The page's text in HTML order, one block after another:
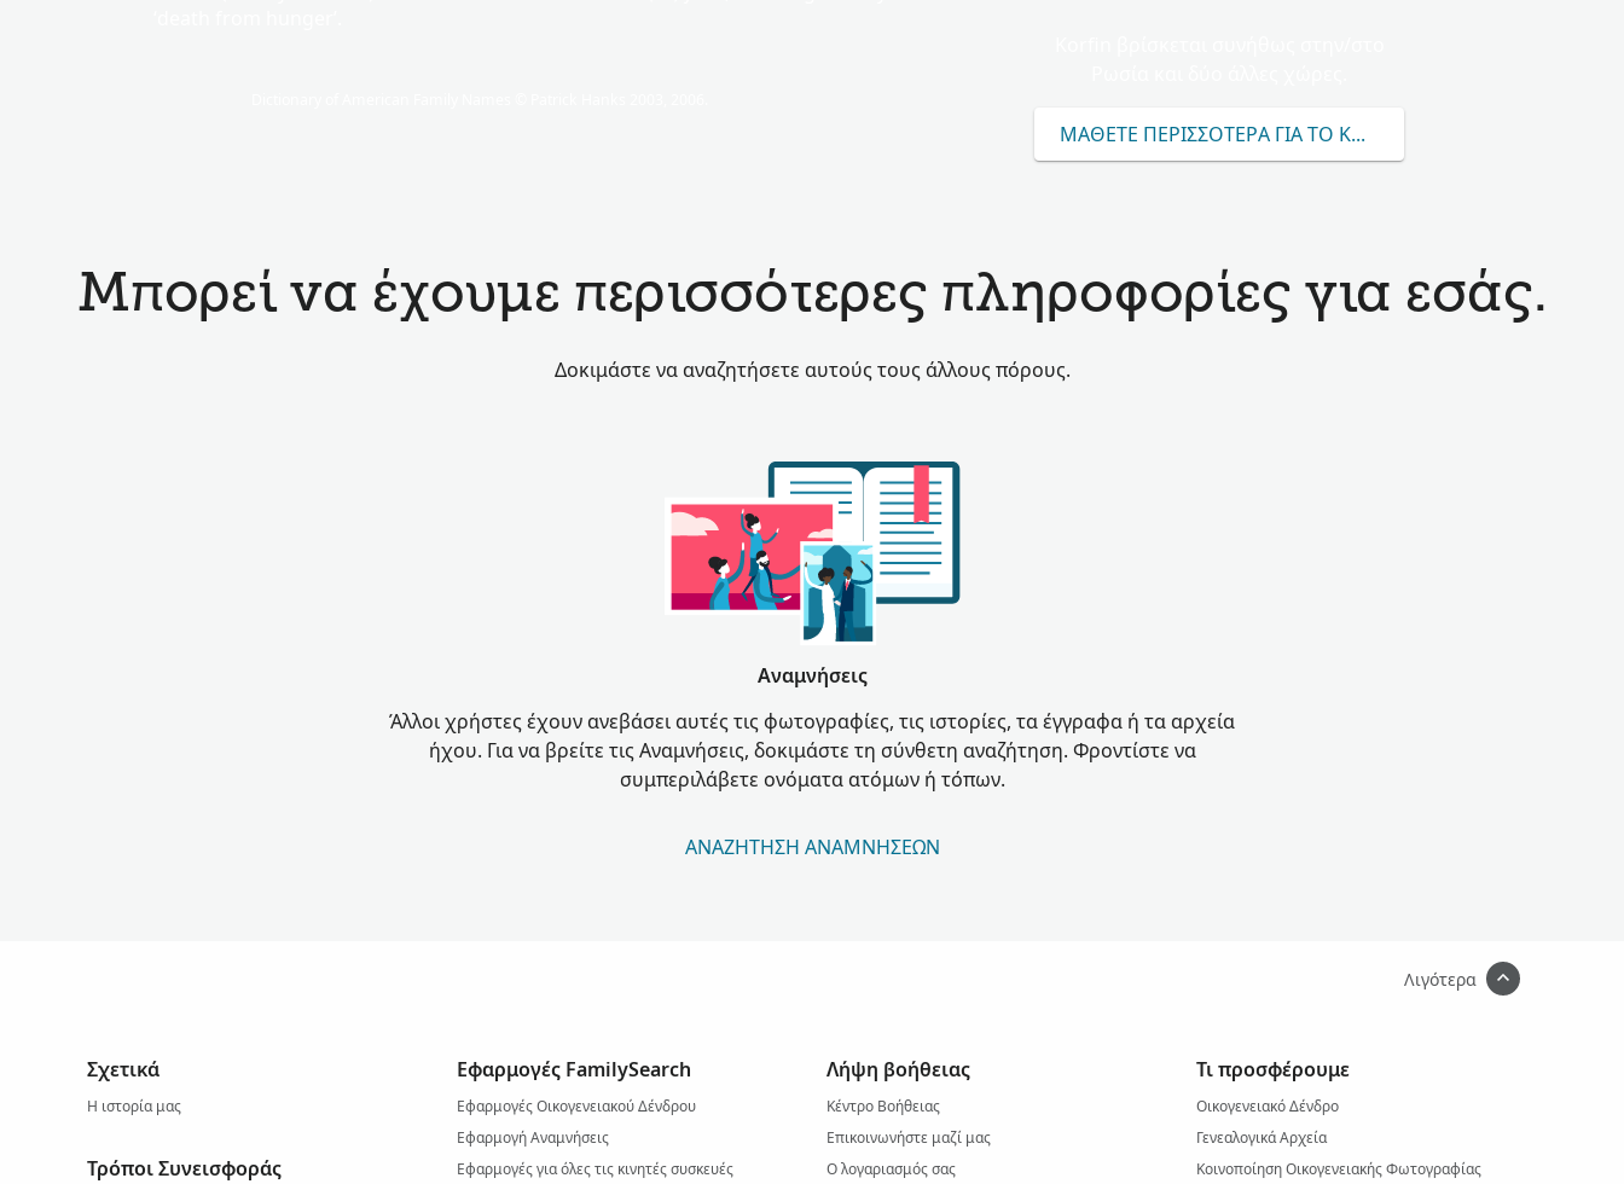
ΜΆΘΕΤΕ ΠΕΡΙΣΣΌΤΕΡΑ ΓΙΑ ΤΟ KORFIN
Μπορεί να έχουμε περισσότερες πληροφορίες για εσάς.
Δοκιμάστε να αναζητήσετε αυτούς τους άλλους πόρους.
Αναμνήσεις
Άλλοι χρήστες έχουν ανεβάσει αυτές τις φωτογραφίες, τις ιστορίες, τα έγγραφα ή τα αρχεία
ήχου. Για να βρείτε τις Αναμνήσεις, δοκιμάστε τη σύνθετη αναζήτηση. Φροντίστε να
συμπεριλάβετε ονόματα ατόμων ή τόπων.
ΑΝΑΖΉΤΗΣΗ ΑΝΑΜΝΉΣΕΩΝ
Λιγότερα
Σχετικά
Η ιστορία μας
Τρόποι Συνεισφοράς
Εφαρμογές FamilySearch
Εφαρμογές Οικογενειακού Δένδρου
Εφαρμογή Αναμνήσεις
Εφαρμογές για όλες τις κινητές συσκευές
Λήψη βοήθειας
Κέντρο Βοήθειας
Επικοινωνήστε μαζί μας
Ο λογαριασμός σας
Τι προσφέρουμε
Οικογενειακό Δένδρο
Γενεαλογικά Αρχεία
Κοινοποίηση Οικογενειακής Φωτογραφίας